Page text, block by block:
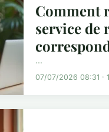
Comment
service de
...
07/07/2026 08:31 ·